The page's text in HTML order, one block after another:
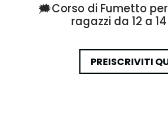
🗯️Corso di Fumetto
ragazzi da 12 a
PREISCRIVITI